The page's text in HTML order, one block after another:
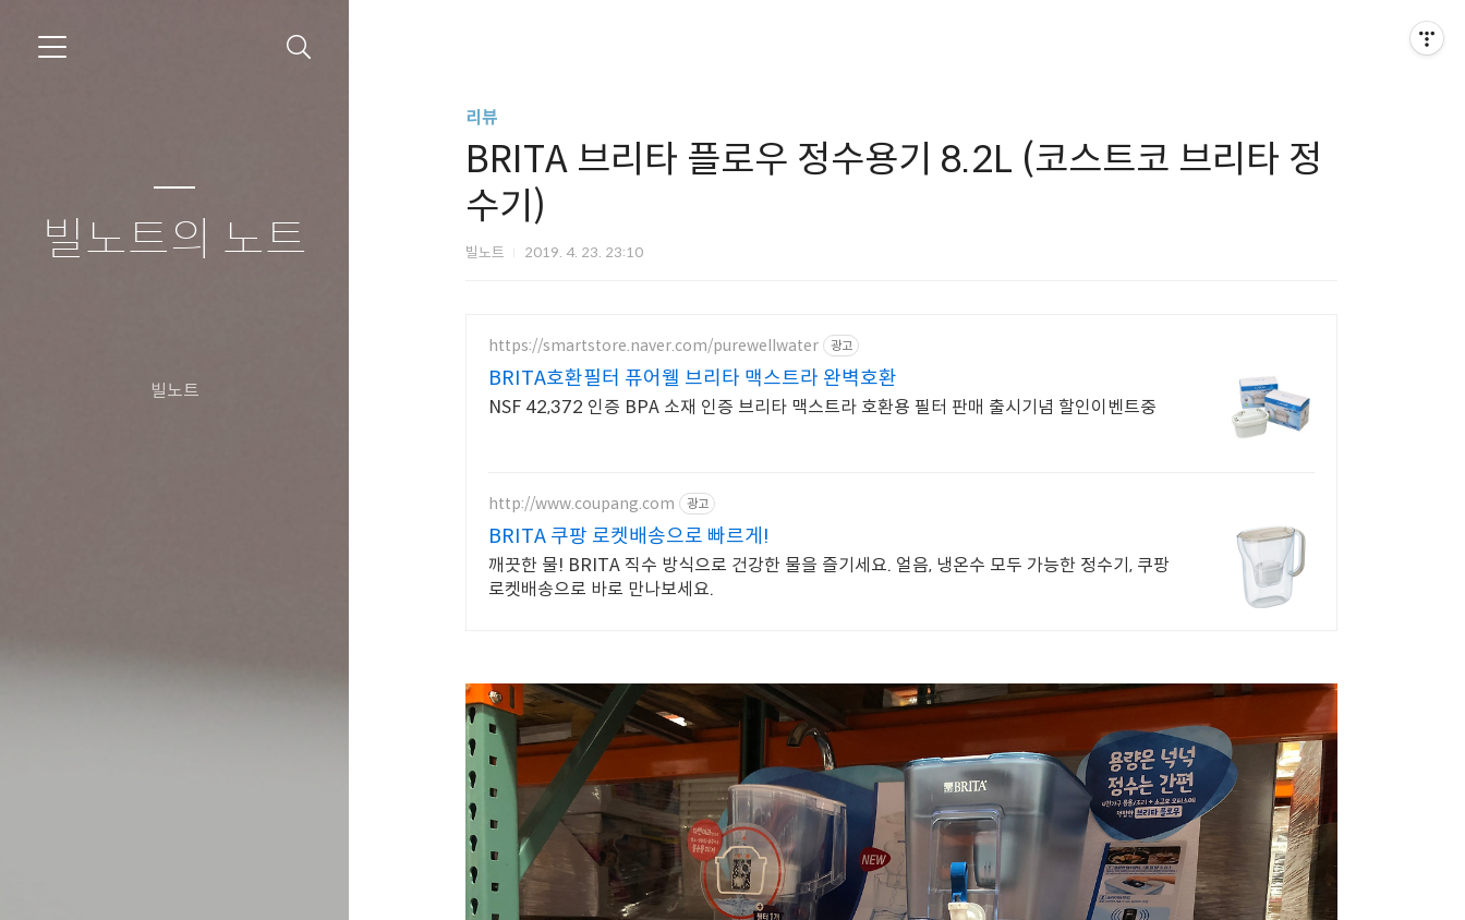
빌노트의 노트
빌노트
리뷰
BRITA 브리타 플로우 정수용기 8.2L (코스트코 브리타 정
수기)
빌노트 2019. 4. 23. 23:10
https://smartstore.naver.com/purewellwater 광고
BRITA호환필터 퓨어웰 브리타 맥스트라 완벽호환
NSF 42,372 인증 BPA 소재 인증 브리타 맥스트라 호환용 필터 판매 출시기념 할인이벤트중
http://www.coupang.com 광고
BRITA 쿠팡 로켓배송으로 빠르게!
깨끗한 물! BRITA 직수 방식으로 건강한 물을 즐기세요. 얼음, 냉온수 모두 가능한 정수기, 쿠팡
로켓배송으로 바로 만나보세요.